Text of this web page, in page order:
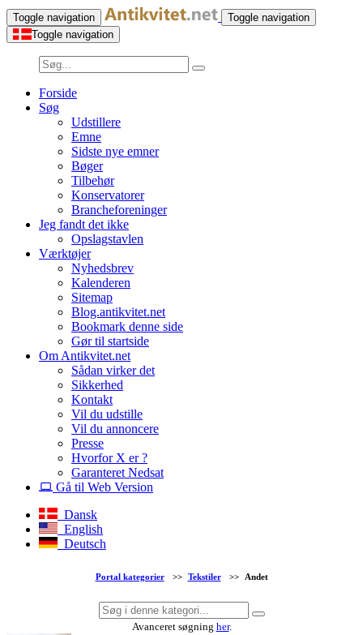
Toggle navigation
Toggle navigation
Toggle navigation
Forside
Søg
Udstillere
Emne
Sidste nye emner
Bøger
Tilbehør
Konservatorer
Brancheforeninger
Jeg fandt det ikke
Opslagstavlen
Værktøjer
Nyhedsbrev
Kalenderen
Sitemap
Blog.antikvitet.net
Bookmark denne side
Gør til startside
Om Antikvitet.net
Sådan virker det
Sikkerhed
Kontakt
Vil du udstille
Vil du annoncere
Presse
Hvorfor X er ?
Garanteret Nedsat
Gå til Web Version
Dansk
English
Deutsch
Portal kategorier >> Tekstiler >> Andet
Avanceret søgning her.